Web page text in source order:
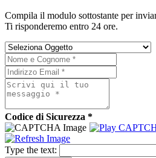
Compila il modulo sottostante per
Ti risponderemo entro 24 ore.
Codice di Sicurezza *
Type the text: